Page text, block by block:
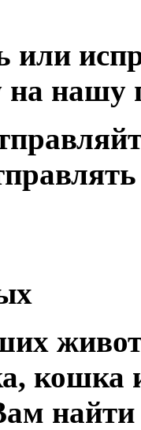
или
на нашу
кошка
найти